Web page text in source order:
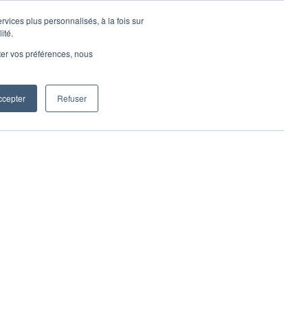
plus personnalisés, à la fois sur
vos préférences, nous
Refuser